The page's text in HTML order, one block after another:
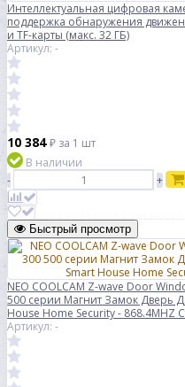
Интеллектуальная цифровая
поддержка обнаружения
и TF-карты (макс. 32 ГБ)
Артикул: -
10 384₽ за 1 шт
В наличии
-
+
Быстрый просмотр
NEO COOLCAM Z-wave Door
500 серии Магнит Замок Дверь
House Home Security - 868.4MHZ
Артикул: -